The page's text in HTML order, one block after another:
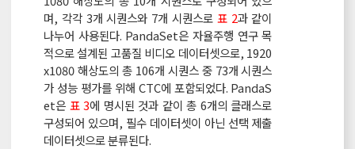
며, 각각 3개 시퀀스와 7개 시퀀스로 표 2과 같이
나누어 사용된다. PandaSet은 자율주행 연구 목
적으로 설계된 고품질 비디오 데이터셋으로, 1920
x1080 해상도의 총 106개 시퀀스 중 73개 시퀀스
가 성능 평가를 위해 CTC에 포함되었다. PandaS
et은 표 3에 명시된 것과 같이 총 6개의 클래스로
구성되어 있으며, 필수 데이터셋이 아닌 선택 제출
데이터셋으로 분류된다.